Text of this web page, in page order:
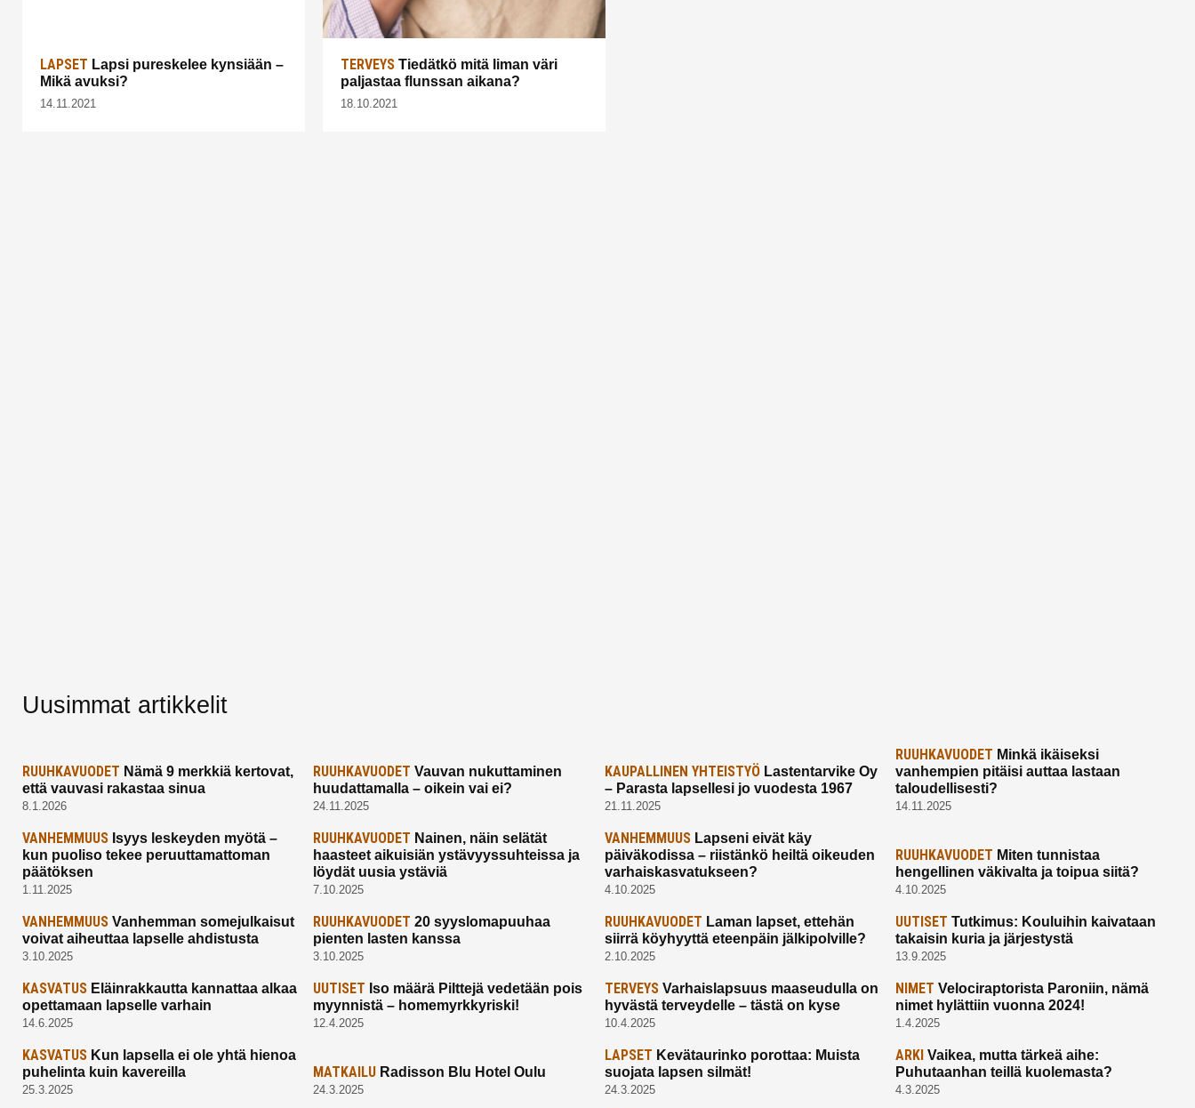
LAPSET Lapsi pureskelee kynsiään –
Mikä avuksi?
14.11.2021
TERVEYS Tiedätkö mitä liman väri
paljastaa flunssan aikana?
18.10.2021
Uusimmat artikkelit
RUUHKAVUODET Nämä 9 merkkiä kertovat,
että vauvasi rakastaa sinua
8.1.2026
RUUHKAVUODET Vauvan nukuttaminen
huudattamalla – oikein vai ei?
24.11.2025
KAUPALLINEN YHTEISTYÖLastentarvike Oy
– Parasta lapsellesi jo vuodesta 1967
21.11.2025
RUUHKAVUODET Minkä ikäiseksi
vanhempien pitäisi auttaa lastaan
taloudellisesti?
14.11.2025
VANHEMMUUS Isyys leskeyden myötä –
kun puoliso tekee peruuttamattoman
päätöksen
1.11.2025
RUUHKAVUODET Nainen, näin selätät
haasteet aikuisiän ystävyyssuhteissa ja
löydät uusia ystäviä
7.10.2025
VANHEMMUUSLapseni eivät käy
päiväkodissa – riistänkö heiltä oikeuden
varhaiskasvatukseen?
4.10.2025
RUUHKAVUODET Miten tunnistaa
hengellinen väkivalta ja toipua siitä?
4.10.2025
VANHEMMUUS Vanhemman somejulkaisut
voivat aiheuttaa lapselle ahdistusta
3.10.2025
RUUHKAVUODET 20 syyslomapuuhaa
pienten lasten kanssa
3.10.2025
RUUHKAVUODET Laman lapset, ettehän
siirrä köyhyyttä eteenpäin jälkipolville?
2.10.2025
UUTISET Tutkimus: Kouluihin kaivataan
takaisin kuria ja järjestystä
13.9.2025
KASVATUS Eläinrakkautta kannattaa alkaa
opettamaan lapselle varhain
14.6.2025
UUTISET Iso määrä Pilttejä vedetään pois
myynnistä – homemyrkkyriski!
12.4.2025
TERVEYSVarhaislapsuus maaseudulla on
hyvästä terveydelle – tästä on kyse
10.4.2025
NIMET Velociraptorista Paroniin, nämä
nimet hylättiin vuonna 2024!
1.4.2025
KASVATUS Kun lapsella ei ole yhtä hienoa
puhelinta kuin kavereilla
25.3.2025
MATKAILU Radisson Blu Hotel Oulu
24.3.2025
LAPSET Kevätaurinko porottaa: Muista
suojata lapsen silmät!
24.3.2025
ARKI Vaikea, mutta tärkeä aihe:
Puhutaanhan teillä kuolemasta?
4.3.2025